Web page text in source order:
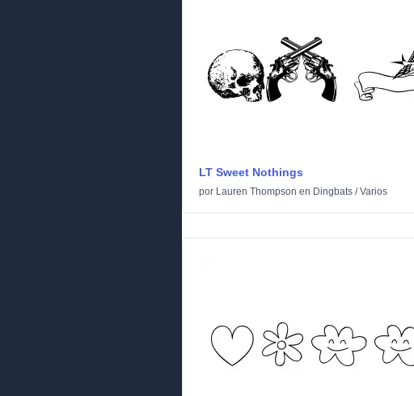
LT Sweet Nothings
por Lauren Thompson en Dingbats /Varios